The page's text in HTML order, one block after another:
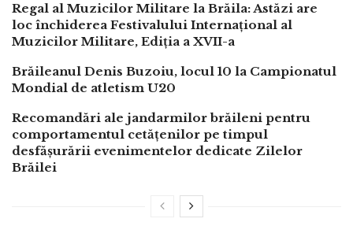
Regal al Muzicilor Militare la Brăila: Astăzi are
loc închiderea Festivalului Internațional al
Muzicilor Militare, Ediția a XVII-a
Brăileanul Denis Buzoiu, locul 10 la Campionatul
Mondial de atletism U20
Recomandări ale jandarmilor brăileni pentru
comportamentul cetățenilor pe timpul
desfășurării evenimentelor dedicate Zilelor
Brăilei